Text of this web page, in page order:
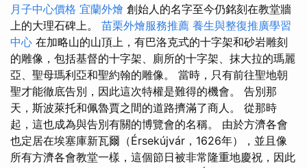
月子中心價格 宜蘭外燴 創始人的名字至今仍銘刻在教堂牆
上的大理石碑上。 苗栗外燴服務推薦 養生與整復推廣學習
中心 在加略山的山頂上，有巴洛克式的十字架和砂岩雕刻
的雕像，包括基督的十字架、廁所的十字架、抹大拉的瑪麗
亞、聖母瑪利亞和聖約翰的雕像。 當時，只有前往聖地朝
聖才能徹底告別，因此這次特權是難得的機會。 告別那
天，斯波萊托和佩魯賈之間的道路擠滿了商人。 從那時
起，這也成為與告別有關的博覽會的名稱。 由於方濟各會
也定居在埃塞庫新瓦爾（Érsekújvár，1626年），並且像
所有方濟各會教堂一樣，這個節日被非常隆重地慶祝，因此